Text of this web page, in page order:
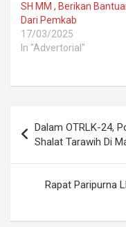
SH MM , Berikan
Dari Pemkab
17/03/2025
In "Advertorial"
navigation
Dalam OTRLK-24,
Shalat Tarawih Di
Rapat Paripurna